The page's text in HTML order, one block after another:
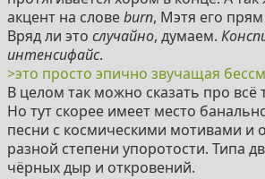
акцент на словеburn, Мэтя его
Вряд ли это случайно, думаем.
интенсифайс.
>это просто эпично звучащая
В целом так можно сказать про всё
Но тут скорее имеет место
песни с космическими мотивами и
разной степени упоротости. Типа
чёрных дыр и откровений.